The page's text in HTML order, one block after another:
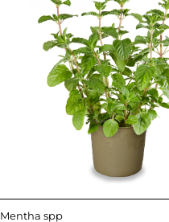
Mentha spp